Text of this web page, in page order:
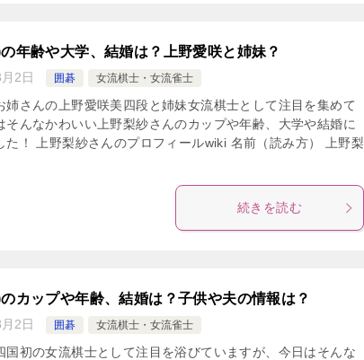
の年齢や大学、結婚は？上野愛咲と姉妹？
2日 囲碁 女流棋士・女流雀士
姉さんの上野愛咲美四段と姉妹女流棋士として注目を集めて
そんなかわいい上野梨紗さんのカップや年齢、大学や結婚に
た！ 上野梨紗さんのプロフィールwiki 名前（読み方） 上野梨
続きを読む
カップや年齢、結婚は？子供や夫の情報は？
2日 囲碁 女流棋士・女流雀士
国初の女流棋士として注目を浴びていますが、今日はそんな